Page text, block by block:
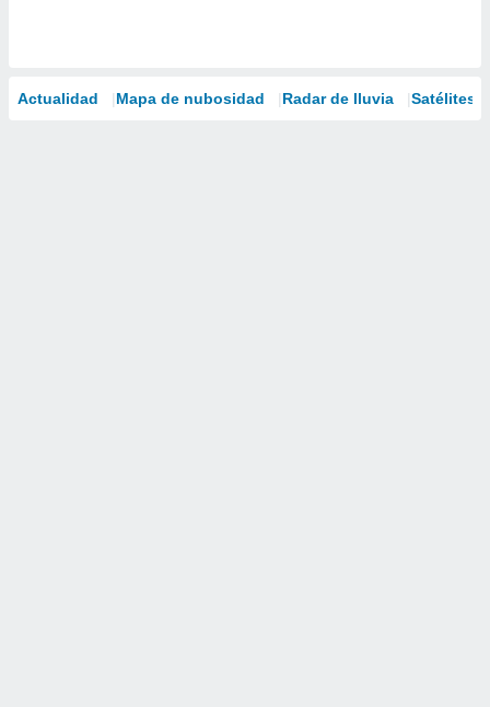
Actualidad Mapa de nubosidad Radar de lluvia Satélites